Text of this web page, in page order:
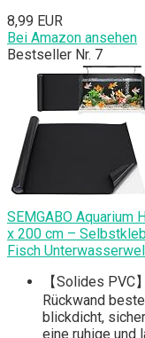
8,99 EUR
Bei Amazon ansehen
Bestseller Nr. 7
SEMGABO Aquarium
x 200 cm –
Fisch
【Solides
Rückwand
blickdicht,
eine ruhige und